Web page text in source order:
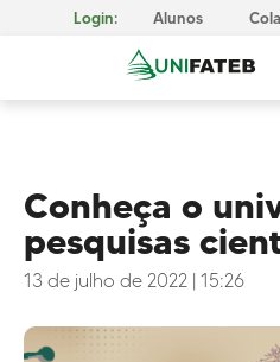
Login: Alunos
GOVERNANÇA CORPORATIVA
Reitoria
Comissão Própria de Avaliação
Conheça o
pesquisas
13 de julho de 2022 15:26